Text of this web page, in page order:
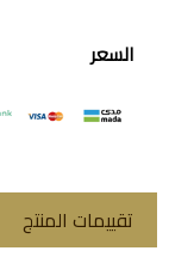
السعر
تقييمات المنتج